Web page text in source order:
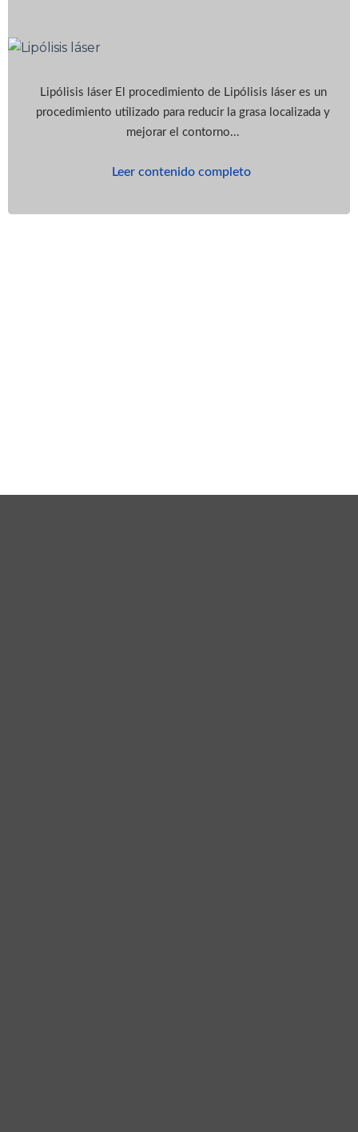
Lipólisis láser El procedimiento de Lipólisis láser es un
procedimiento utilizado para reducir la grasa localizada y
mejorar el contorno...
Leer contenido completo